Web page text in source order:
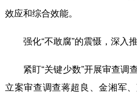
效应和综合效能。
强化“不敢腐”的震慑，深入
紧盯“关键少数”开展审查调
立案审查调查蒋超良、金湘军